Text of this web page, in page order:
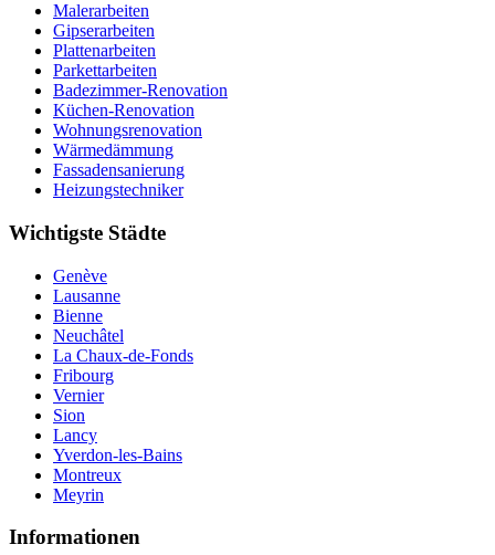
Malerarbeiten
Gipserarbeiten
Plattenarbeiten
Parkettarbeiten
Badezimmer-Renovation
Küchen-Renovation
Wohnungsrenovation
Wärmedämmung
Fassadensanierung
Heizungstechniker
Wichtigste Städte
Genève
Lausanne
Bienne
Neuchâtel
La Chaux-de-Fonds
Fribourg
Vernier
Sion
Lancy
Yverdon-les-Bains
Montreux
Meyrin
Informationen